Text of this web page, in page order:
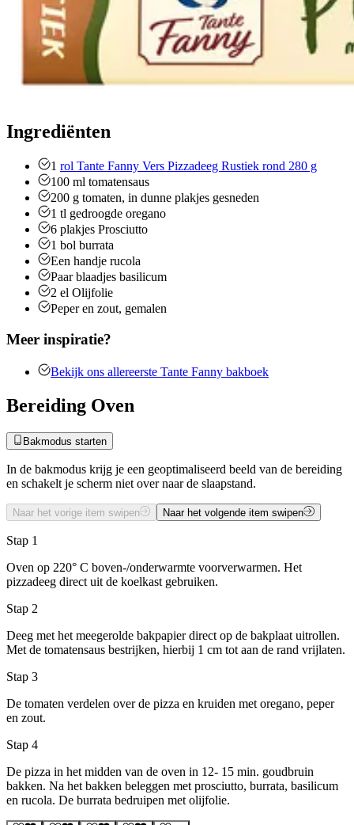
Ingrediënten
1 rol Tante Fanny Vers Pizzadeeg Rustiek rond 280 g
100 ml tomatensaus
200 g tomaten, in dunne plakjes gesneden
1 tl gedroogde oregano
6 plakjes Prosciutto
1 bol burrata
Een handje rucola
Paar blaadjes basilicum
2 el Olijfolie
Peper en zout, gemalen
Meer inspiratie?
Bekijk ons allereerste Tante Fanny bakboek
Bereiding Oven
Bakmodus starten
In de bakmodus krijg je een geoptimaliseerd beeld van de bereiding
en schakelt je scherm niet over naar de slaapstand.
Naar het vorige item swipen Naar het volgende item swipen
Stap 1
Oven op 220° C boven-/onderwarmte voorverwarmen. Het
pizzadeeg direct uit de koelkast gebruiken.
Stap 2
Deeg met het meegerolde bakpapier direct op de bakplaat uitrollen.
Met de tomatensaus bestrijken, hierbij 1 cm tot aan de rand vrijlaten.
Stap 3
De tomaten verdelen over de pizza en kruiden met oregano, peper
en zout.
Stap 4
De pizza in het midden van de oven in 12- 15 min. goudbruin
bakken. Na het bakken beleggen met prosciutto, burrata, basilicum
en rucola. De burrata bedruipen met olijfolie.